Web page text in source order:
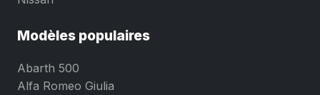
Modèles populaires
Abarth 500
Alfa Romeo Giulia